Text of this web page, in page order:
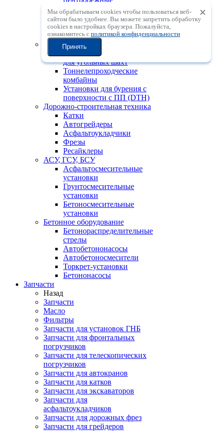
дробильные установки с
вертикальным валом
Мобильные
сортировочные установки
Горно-шахтная техника
Проходческие комбайны
для угольных шахт
Тоннелепроходческие
комбайны
Установки для бурения с
поверхности с ПП (DTH)
Дорожно-строительная техника
Катки
Автогрейдеры
Асфальтоукладчики
Фрезы
Ресайклеры
АСУ, ГСУ, БСУ
Асфальтосмесительные
установки
Грунтосмесительные
установки
Бетоносмесительные
установки
Бетонное оборудование
Бетонораспределительные
стрелы
Автобетононасосы
Автобетоносмесители
Торкрет-установки
Бетононасосы
Запчасти
Назад
Запчасти
Масло
Фильтры
Запчасти для установок ГНБ
Запчасти для фронтальных
погрузчиков
Запчасти для телескопических
погрузчиков
Запчасти для автокранов
Запчасти для катков
Запчасти для экскаваторов
Запчасти для
асфальтоукладчиков
Запчасти для дорожных фрез
Запчасти для грейдеров
Мы обрабатываем cookies чтобы пользоваться веб-
сайтом было удобнее. Вы можете запретить обработку
сookies в настройках браузера. Пожалуйста,
ознакомитесь с политикой конфиденциальности
Принять